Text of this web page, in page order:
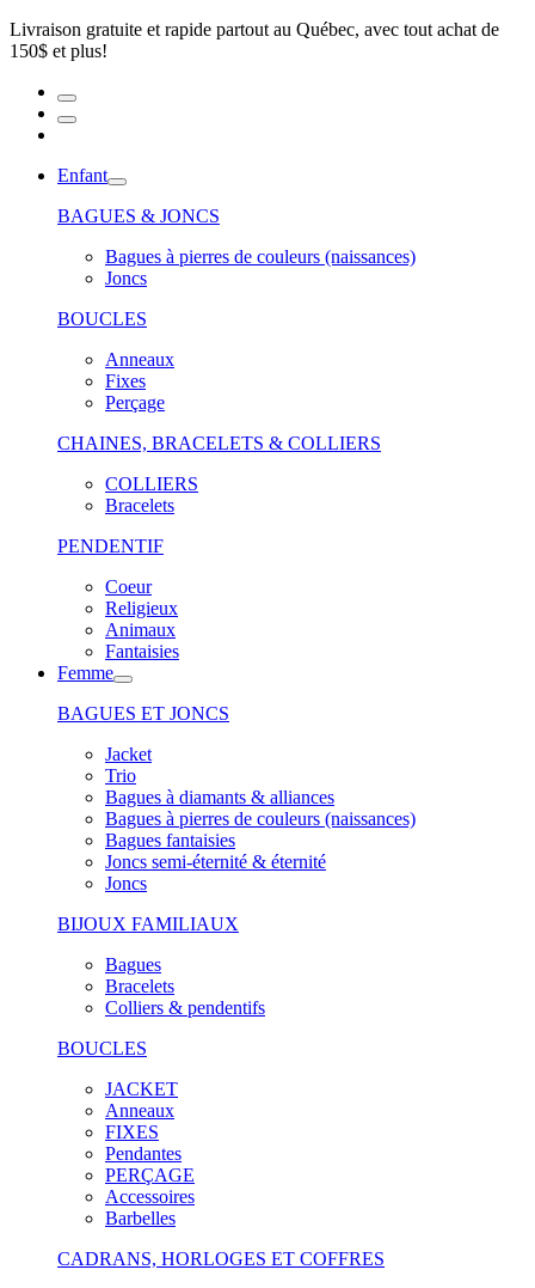
Livraison gratuite et rapide partout au Québec, avec tout achat de
150$ et plus!
Enfant
BAGUES & JONCS
Bagues à pierres de couleurs (naissances)
Joncs
BOUCLES
Anneaux
Fixes
Perçage
CHAINES, BRACELETS & COLLIERS
COLLIERS
Bracelets
PENDENTIF
Coeur
Religieux
Animaux
Fantaisies
Femme
BAGUES ET JONCS
Jacket
Trio
Bagues à diamants & alliances
Bagues à pierres de couleurs (naissances)
Bagues fantaisies
Joncs semi-éternité & éternité
Joncs
BIJOUX FAMILIAUX
Bagues
Bracelets
Colliers & pendentifs
BOUCLES
JACKET
Anneaux
FIXES
Pendantes
PERÇAGE
Accessoires
Barbelles
CADRANS, HORLOGES ET COFFRES